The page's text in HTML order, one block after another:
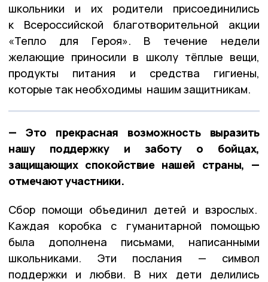
школьники и их родители присоединились
к Всероссийской благотворительной акции
«Тепло для Героя». В течение недели
желающие приносили в школу тёплые вещи,
продукты питания и средства гигиены,
которые так необходимы нашим защитникам.
— Это прекрасная возможность выразить
нашу поддержку и заботу о бойцах,
защищающих спокойствие нашей страны, —
отмечают участники.
Сбор помощи объединил детей и взрослых.
Каждая коробка с гуманитарной помощью
была дополнена письмами, написанными
школьниками. Эти послания — символ
поддержки и любви. В них дети делились